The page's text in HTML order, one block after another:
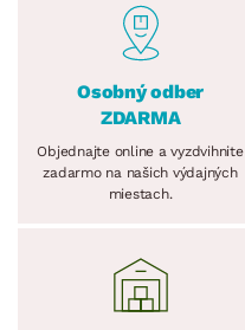
Osobný odber
ZDARMA
Objednajte online a vyzdvihnite
zadarmo na našich výdajných
miestach.